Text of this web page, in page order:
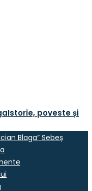
Istorie, poveste și
Blaga” Sebeș